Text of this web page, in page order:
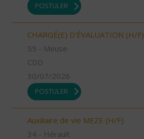
POSTULER
CHARGÉ(E) D'ÉVALUATION (H/F)
55 - Meuse
CDD
30/07/2026
POSTULER
Auxiliaire de vie MEZE (H/F)
34 - Hérault